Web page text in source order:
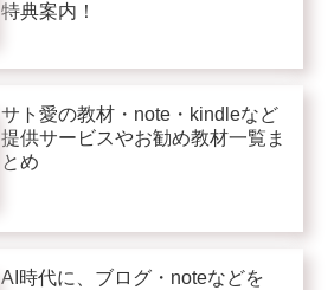
特典案内！
サト愛の教材・note・kindleなど
提供サービスやお勧め教材一覧ま
とめ
AI時代に、ブログ・noteなどを